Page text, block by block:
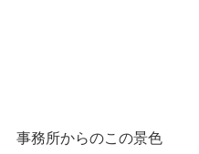
事務所からのこの景色